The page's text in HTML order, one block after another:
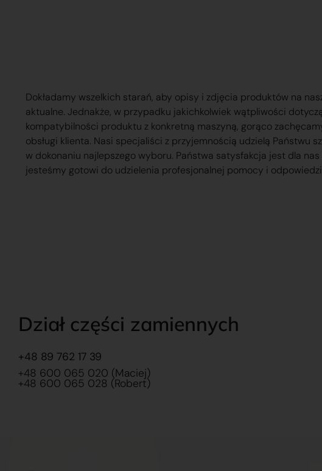
Dokładamy wszelkich starań, aby opisy i zdjęcia produktów na
aktualne. Jednakże, w przypadku jakichkolwiek wątpliwości
kompatybilności produktu z konkretną maszyną, gorąco
obsługi klienta. Nasi specjaliści z przyjemnością udzielą Państwu
w dokonaniu najlepszego wyboru. Państwa satysfakcja jest dla
jesteśmy gotowi do udzielenia profesjonalnej pomocy i
Dział części zamiennych
+48 89 762 17 39
+48 600 065 020 (Maciej)
+48 600 065 028 (Robert)